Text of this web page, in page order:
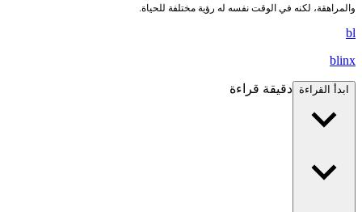
والمراهقة، لكنه في الوقت نفسه له رؤية مختلفة للحياة.
bl
blinx
ابدأ القراءة دقيقة قراءة